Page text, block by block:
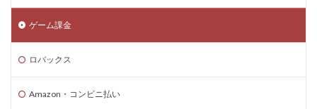
ゲーム課金
ロバックス
Amazon・コンビニ払い